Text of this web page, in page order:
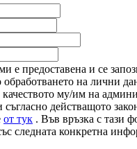
е предоставена и се
на лични
качеството му/им на
съгласно действащото
от тук . Във връзка с тази
следната конкретна